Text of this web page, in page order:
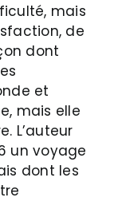
mais
de
dont
et
mais elle
L’auteur
un voyage
dont les